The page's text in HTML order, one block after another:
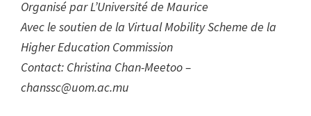
Organisé par L’Université de Maurice
Avec le soutien de la Virtual Mobility Scheme de la
Higher Education Commission
Contact: Christina Chan-Meetoo –
chanssc@uom.ac.mu